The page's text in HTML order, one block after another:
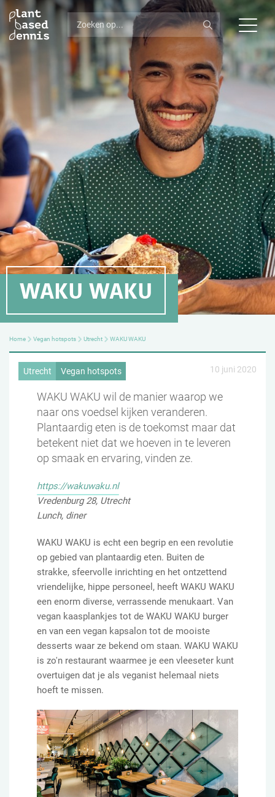
WAKU WAKU
Home Vegan hotspots Utrecht WAKU WAKU
Utrecht Vegan hotspots 10 juni 2020
WAKU WAKU wil de manier waarop we
naar ons voedsel kijken veranderen.
Plantaardig eten is de toekomst maar dat
betekent niet dat we hoeven in te leveren
op smaak en ervaring, vinden ze.
https://wakuwaku.nl
Vredenburg 28, Utrecht
Lunch, diner
WAKU WAKU is echt een begrip en een revolutie
op gebied van plantaardig eten. Buiten de
strakke, sfeervolle inrichting en het ontzettend
vriendelijke, hippe personeel, heeft WAKU WAKU
een enorm diverse, verrassende menukaart. Van
vegan kaasplankjes tot de WAKU WAKU burger
en van een vegan kapsalon tot de mooiste
desserts waar ze bekend om staan. WAKU WAKU
is zo'n restaurant waarmee je een vleeseter kunt
overtuigen dat je als veganist helemaal niets
hoeft te missen.